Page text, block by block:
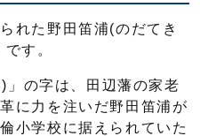
れた野田笛浦(のだてき
す。
」の字は、田辺藩の家老
に力を注いだ野田笛浦が
小学校に据えられていた